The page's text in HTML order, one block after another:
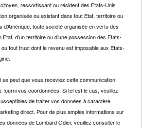
ressortissant ou résident des Etats-Unis
organisée ou existant dans tout Etat, territoire ou
toute société organisée en vertu des
Etat, d’un territoire ou d’une possession des Etats-
tout trust dont le revenu est imposable aux Etats-
se peut que vous receviez cette communication
vos coordonnées. Si tel est le cas, veuillez
de traiter vos données à caractère
direct. Pour de plus amples informations sur
données de Lombard Odier, veuillez consulter le